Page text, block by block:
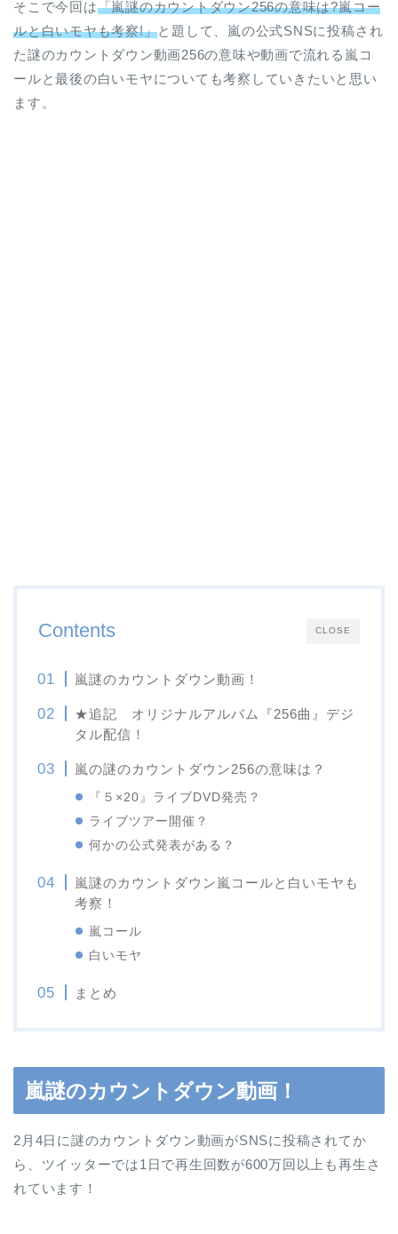
そこで今回は「嵐謎のカウントダウン256の意味は?嵐コー
ルと白いモヤも考察!」と題して、嵐の公式SNSに投稿され
た謎のカウントダウン動画256の意味や動画で流れる嵐コ
ールと最後の白いモヤについても考察していきたいと思い
ます。
CLOSE
Contents
嵐謎のカウントダウン動画！
★追記 オリジナルアルバム『256曲』デジ
タル配信！
嵐の謎のカウントダウン256の意味は？
『５×20』ライブDVD発売？
ライブツアー開催？
何かの公式発表がある？
嵐謎のカウントダウン嵐コールと白いモヤも
考察！
嵐コール
白いモヤ
まとめ
嵐謎のカウントダウン動画！
2月4日に謎のカウントダウン動画がSNSに投稿されてか
ら、ツイッターでは1日で再生回数が600万回以上も再生さ
れています！